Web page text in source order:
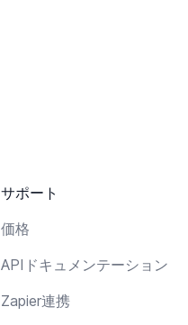
サポート
価格
APIドキュメンテーション
Zapier連携